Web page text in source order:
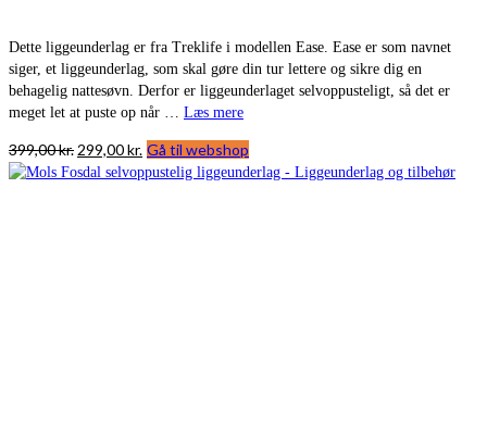
Dette liggeunderlag er fra Treklife i modellen Ease. Ease er som navnet
siger, et liggeunderlag, som skal gøre din tur lettere og sikre dig en
behagelig nattesøvn. Derfor er liggeunderlaget selvoppusteligt, så det er
meget let at puste op når … Læs mere
399,00kr. Den
oprindelige
299,00kr. Den
aktuelle
Gå til webshop